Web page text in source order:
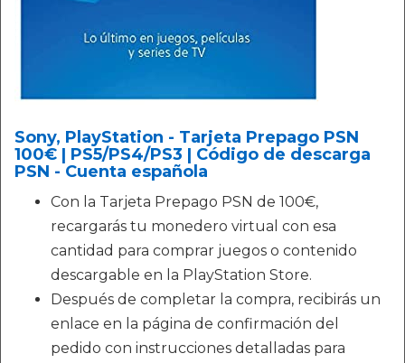
Sony, PlayStation - Tarjeta Prepago PSN
100€ | PS5/PS4/PS3 | Código de descarga
PSN - Cuenta española
Con la Tarjeta Prepago PSN de 100€,
recargarás tu monedero virtual con esa
cantidad para comprar juegos o contenido
descargable en la PlayStation Store.
Después de completar la compra, recibirás un
enlace en la página de confirmación del
pedido con instrucciones detalladas para